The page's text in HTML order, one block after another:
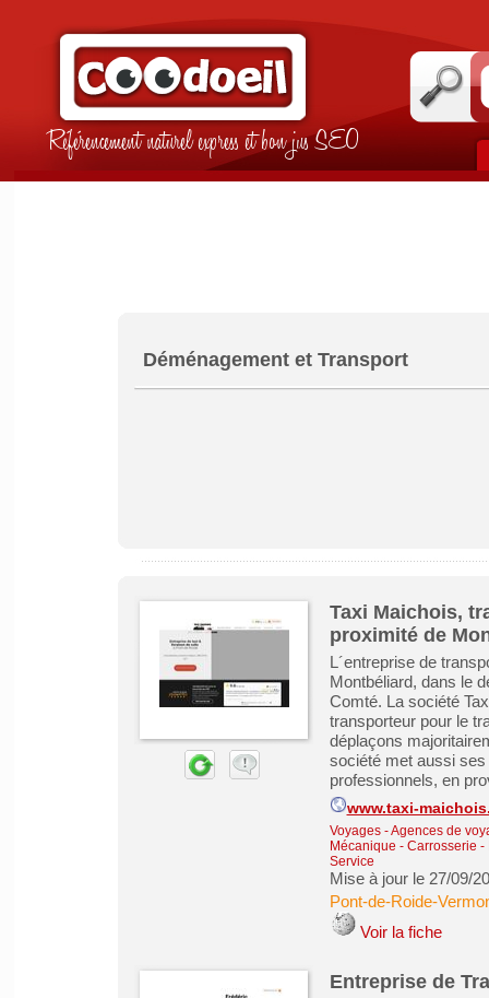
Référencement naturel express et bon jus SEO
Déménagement et Transport
Taxi Maichois,
proximité de
L´entreprise de
Montbéliard, dans le
Comté. La société
transporteur pour le
déplaçons
société met aussi
professionnels, en
www.taxi-
Voyages - Agences de
Mécanique - Carrosserie
Service
Mise à jour le 27/09/
Pont-de-Roide-
Voir la fiche
Entreprise de